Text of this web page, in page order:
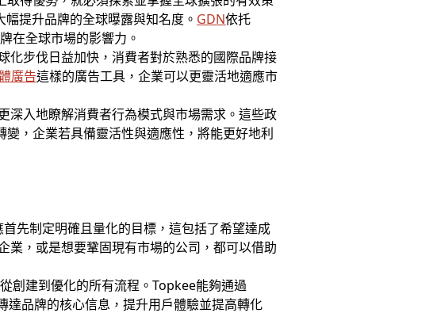
提升品牌的全球曝露與知名度。 GDN依托
在全球市場的影響力。
化步伐日益加快，消費者對於熟悉的國際品牌接
廣告這樣的廣告工具，企業可以更靈活地適應市
深入地瞭解消費者行為模式與市場需求。這些政
，企業若具備靈活性與適應性，將能更好地利
先制定明確且量化的目標，這包括了希望達成
業，或是想要鞏固現有市場的公司，都可以借助
創建到優化的所有流程。Topkee能夠通過
品牌的核心信息，提升用戶體驗並提高轉化